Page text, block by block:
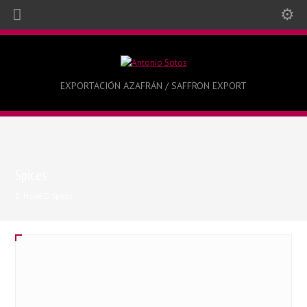
EXPORTACIÓN AZAFRÁN / SAFFRON EXPORT